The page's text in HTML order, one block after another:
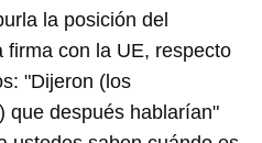
la posición del
firma con la UE, respecto
"Dijeron (los
que después hablarían"